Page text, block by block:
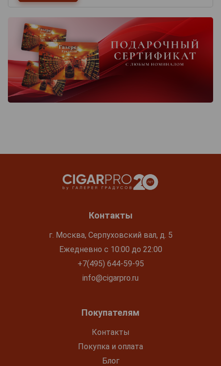
Контакты
г. Москва, Серпуховский вал, д. 5
Ежедневно с 10:00 до 22:00
+7(495) 644-59-95
info@cigarpro.ru
Покупателям
Контакты
Покупка и оплата
Блог